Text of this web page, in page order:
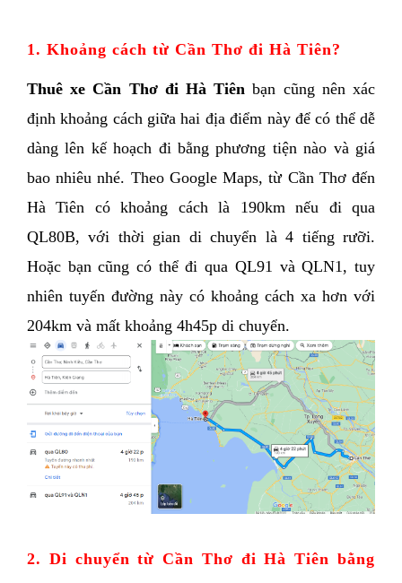
1. Khoảng cách từ Cần Thơ đi Hà Tiên?
Thuê xe Cần Thơ đi Hà Tiên bạn cũng nên xác
định khoảng cách giữa hai địa điểm này để có thể dễ
dàng lên kế hoạch đi bằng phương tiện nào và giá
bao nhiêu nhé. Theo Google Maps, từ Cần Thơ đến
Hà Tiên có khoảng cách là 190km nếu đi qua
QL80B, với thời gian di chuyển là 4 tiếng rưỡi.
Hoặc bạn cũng có thể đi qua QL91 và QLN1, tuy
nhiên tuyến đường này có khoảng cách xa hơn với
204km và mất khoảng 4h45p di chuyển.
2. Di chuyển từ Cần Thơ đi Hà Tiên bằng